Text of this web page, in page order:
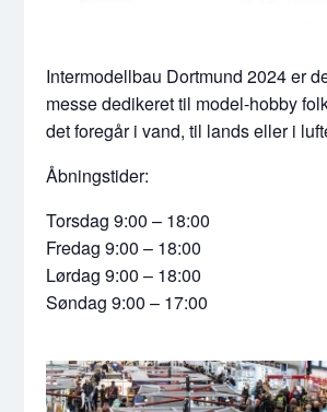
Intermodellbau Dortmund 2024 er
messe dedikeret til model-hobby
det foregår i vand, til lands eller i
Åbningstider:
Torsdag 9:00 – 18:00
Fredag 9:00 – 18:00
Lørdag 9:00 – 18:00
Søndag 9:00 – 17:00